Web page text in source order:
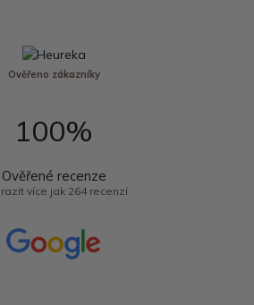
Ověřeno zákazníky
100%
Ověřené recenze
více jak 264 recenzí